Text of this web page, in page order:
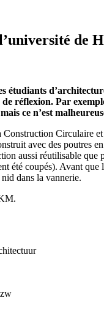
de
réflexion. Par
ce n’est
Circulaire
avec des poutres
aussi réutilisable
été coupés). Avant
dans la vannerie.